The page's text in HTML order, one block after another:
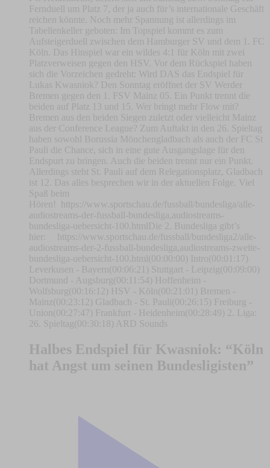
Fernduell um Platz 7, der ja auch für’s internationale Geschäft
reichen könnte. Noch mehr Spannung ist allerdings im
Tabellenkeller geboten: Im Topspiel kommt es zum
Aufsteigerduell zwischen dem Hamburger SV und dem 1. FC
Köln. Das Hinspiel war ein wildes 4:1 für Köln mit zwei
Platzverweisen gegen den HSV. Vor dem Rückspiel haben
sich die Vorzeichen gedreht: Wird DAS das Endspiel für
Lukas Kwasniok? Den Sonntag eröffnet der SV Werder
Bremen gegen den 1. FSV Mainz 05. Ein Punkt trennt die
beiden auf Platz 13 und 15. Wer bringt mehr Flow mit?
Bremen aus den beiden Siegen zuletzt oder vielleicht Mainz
aus der Conference League? Zum Auftakt in den 26. Spieltag
haben sowohl Borussia Mönchengladbach als auch der FC St
Pauli die Chance, sich in eine gute Ausgangslage für den
Endspurt zu bringen. Auch die beiden trennt nur ein Punkt.
Allerdings steht St. Pauli auf dem Relegationsplatz, Gladbach
ist 12. Das alles besprechen wir in der aktuellen Folge. Viel
Spaß beim
Hören! https://www.sportschau.de/fussball/bundesliga/alle-
audiostreams-der-fussball-bundesliga,audiostreams-
bundesliga-uebersicht-100.htmlDie 2. Bundesliga gibt’s
hier: https://www.sportschau.de/fussball/bundesliga2/alle-
audiostreams-der-2-fussball-bundesliga,audiostreams-zweite-
bundesliga-uebersicht-100.html(00:00:00) Intro(00:01:17)
Leverkusen - Bayern(00:06:21) Stuttgart - Leipzig(00:09:00)
Dortmund - Augsburg(00:11:54) Hoffenheim -
Wolfsburg(00:16:12) HSV - Köln(00:21:01) Bremen -
Mainz(00:23:12) Gladbach - St. Pauli(00:26:15) Freiburg -
Union(00:27:47) Frankfurt - Heidenheim(00:28:49) 2. Liga:
26. Spieltag(00:30:18) ARD Sounds
Halbes Endspiel für Kwasniok: “Köln
hat Angst um seinen Bundesligisten”